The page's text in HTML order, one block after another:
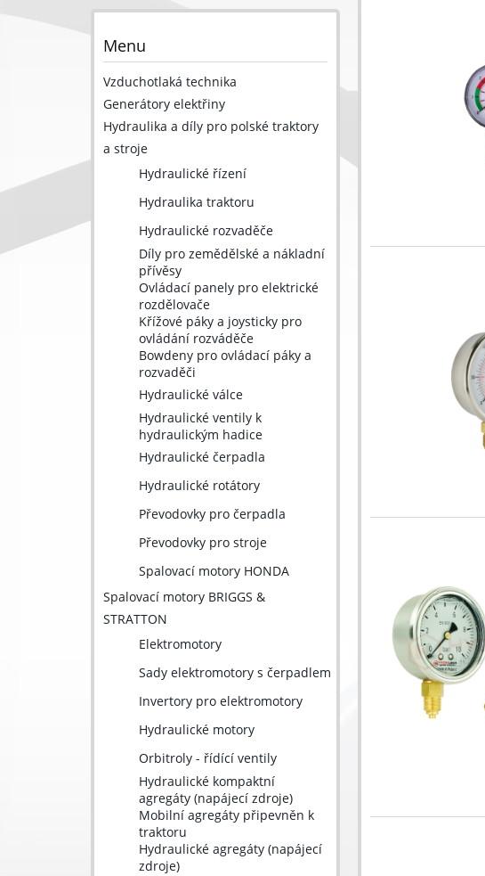
Menu
Vzduchotlaká technika
Generátory elektřiny
Hydraulika a díly pro polské traktory
a stroje
Hydraulické řízení
Hydraulika traktoru
Hydraulické rozvaděče
Díly pro zemědělské a nákladní
přívěsy
Ovládací panely pro elektrické
rozdělovače
Křížové páky a joysticky pro
ovládání rozváděče
Bowdeny pro ovládací páky a
rozvaděči
Hydraulické válce
Hydraulické ventily k
hydraulickým hadice
Hydraulické čerpadla
Hydraulické rotátory
Převodovky pro čerpadla
Převodovky pro stroje
Spalovací motory HONDA
Spalovací motory BRIGGS &
STRATTON
Elektromotory
Sady elektromotory s čerpadlem
Invertory pro elektromotory
Hydraulické motory
Orbitroly - řídící ventily
Hydraulické kompaktní
agregáty (napájecí zdroje)
Mobilní agregáty připevněn k
traktoru
Hydraulické agregáty (napájecí
zdroje)